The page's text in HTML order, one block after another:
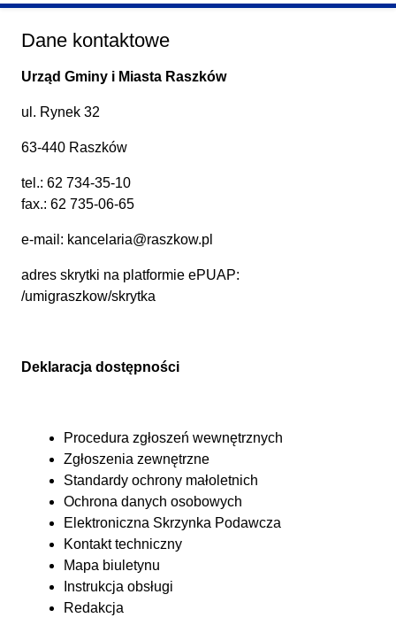
Dane kontaktowe
Urząd Gminy i Miasta Raszków
ul. Rynek 32
63-440 Raszków
tel.: 62 734-35-10
fax.: 62 735-06-65
e-mail: kancelaria@raszkow.pl
adres skrytki na platformie ePUAP:
/umigraszkow/skrytka
Deklaracja dostępności
Procedura zgłoszeń wewnętrznych
Zgłoszenia zewnętrzne
Standardy ochrony małoletnich
Ochrona danych osobowych
Elektroniczna Skrzynka Podawcza
Kontakt techniczny
Mapa biuletynu
Instrukcja obsługi
Redakcja